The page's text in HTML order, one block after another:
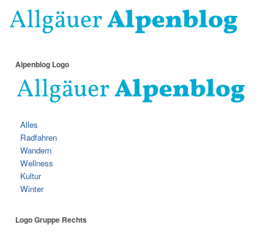
Alpenblog Logo
Alles
Radfahren
Wandern
Wellness
Kultur
Winter
Logo Gruppe Rechts